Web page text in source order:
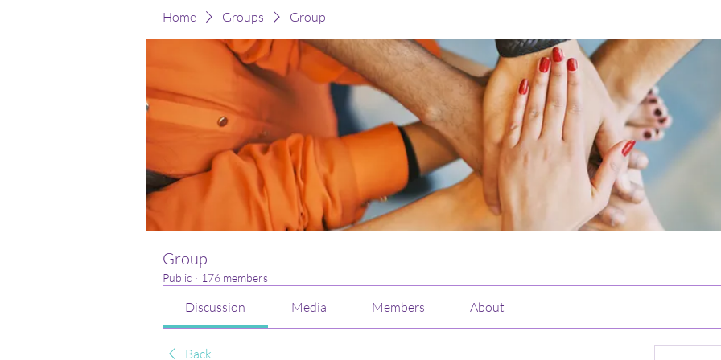
Home Groups Group
Group
Public · 176 members
Discussion Media Members About
Back